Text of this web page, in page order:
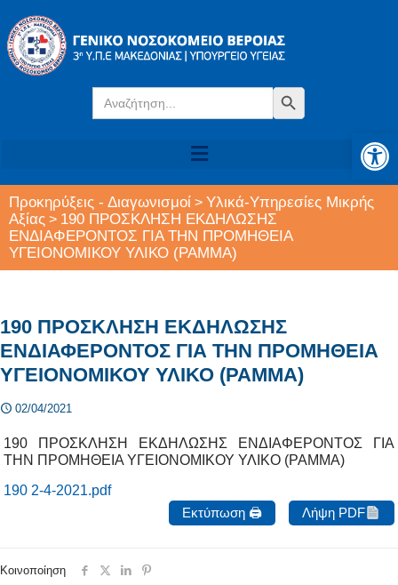
Search
for:
Search Button
Προκηρύξεις - Διαγωνισμοί > Υλικά-Υπηρεσίες Μικρής
Αξίας > 190 ΠΡΟΣΚΛΗΣΗ ΕΚΔΗΛΩΣΗΣ
ΕΝΔΙΑΦΕΡΟΝΤΟΣ ΓΙΑ ΤΗΝ ΠΡΟΜΗΘΕΙΑ
ΥΓΕΙΟΝΟΜΙΚΟΥ ΥΛΙΚΟ (ΡΑΜΜΑ)
190 ΠΡΟΣΚΛΗΣΗ ΕΚΔΗΛΩΣΗΣ
ΕΝΔΙΑΦΕΡΟΝΤΟΣ ΓΙΑ ΤΗΝ ΠΡΟΜΗΘΕΙΑ
ΥΓΕΙΟΝΟΜΙΚΟΥ ΥΛΙΚΟ (ΡΑΜΜΑ)
02/04/2021
190 ΠΡΟΣΚΛΗΣΗ ΕΚΔΗΛΩΣΗΣ ΕΝΔΙΑΦΕΡΟΝΤΟΣ ΓΙΑ
ΤΗΝ ΠΡΟΜΗΘΕΙΑ ΥΓΕΙΟΝΟΜΙΚΟΥ ΥΛΙΚΟ (ΡΑΜΜΑ)
190 2-4-2021.pdf
Εκτύπωση 🖨
Λήψη PDF
Κοινοποίηση